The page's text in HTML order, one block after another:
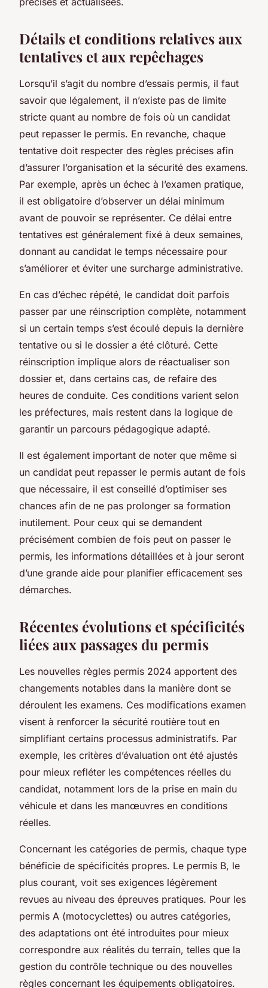
Détails et conditions relatives aux
tentatives et aux repêchages
Lorsqu’il s’agit du nombre d’essais permis, il faut
savoir que légalement, il n’existe pas de limite
stricte quant au nombre de fois où un candidat
peut repasser le permis. En revanche, chaque
tentative doit respecter des règles précises afin
d’assurer l’organisation et la sécurité des examens.
Par exemple, après un échec à l’examen pratique,
il est obligatoire d’observer un délai minimum
avant de pouvoir se représenter. Ce délai entre
tentatives est généralement fixé à deux semaines,
donnant au candidat le temps nécessaire pour
s’améliorer et éviter une surcharge administrative.
En cas d’échec répété, le candidat doit parfois
passer par une réinscription complète, notamment
si un certain temps s’est écoulé depuis la dernière
tentative ou si le dossier a été clôturé. Cette
réinscription implique alors de réactualiser son
dossier et, dans certains cas, de refaire des
heures de conduite. Ces conditions varient selon
les préfectures, mais restent dans la logique de
garantir un parcours pédagogique adapté.
Il est également important de noter que même si
un candidat peut repasser le permis autant de fois
que nécessaire, il est conseillé d’optimiser ses
chances afin de ne pas prolonger sa formation
inutilement. Pour ceux qui se demandent
précisément combien de fois peut on passer le
permis, les informations détaillées et à jour seront
d’une grande aide pour planifier efficacement ses
démarches.
Récentes évolutions et spécificités
liées aux passages du permis
Les nouvelles règles permis 2024 apportent des
changements notables dans la manière dont se
déroulent les examens. Ces modifications examen
visent à renforcer la sécurité routière tout en
simplifiant certains processus administratifs. Par
exemple, les critères d’évaluation ont été ajustés
pour mieux refléter les compétences réelles du
candidat, notamment lors de la prise en main du
véhicule et dans les manœuvres en conditions
réelles.
Concernant les catégories de permis, chaque type
bénéficie de spécificités propres. Le permis B, le
plus courant, voit ses exigences légèrement
revues au niveau des épreuves pratiques. Pour les
permis A (motocyclettes) ou autres catégories,
des adaptations ont été introduites pour mieux
correspondre aux réalités du terrain, telles que la
gestion du contrôle technique ou des nouvelles
règles concernant les équipements obligatoires.